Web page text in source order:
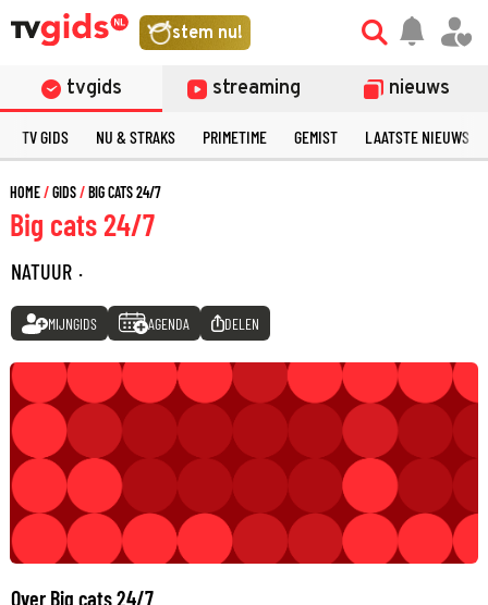
stem nu!
tvgids streaming nieuws
TV GIDS NU & STRAKS PRIMETIME GEMIST LAATSTE NIEUWS
HOME GIDS BIG CATS 24/7
Big cats 24/7
NATUUR ·
MIJNGIDS AGENDA DELEN
Over Big cats 24/7